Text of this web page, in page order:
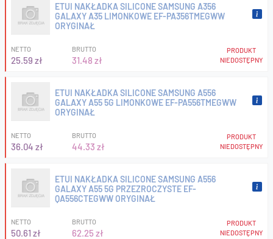
ETUI NAKŁADKA SILICONE SAMSUNG A356
GALAXY A35 LIMONKOWE EF-PA356TMEGWW
ORYGINAŁ
NETTO
25.59 zł
BRUTTO
31.48 zł
PRODUKT
NIEDOSTĘPNY
ETUI NAKŁADKA SILICONE SAMSUNG A556
GALAXY A55 5G LIMONKOWE EF-PA556TMEGWW
ORYGINAŁ
NETTO
36.04 zł
BRUTTO
44.33 zł
PRODUKT
NIEDOSTĘPNY
ETUI NAKŁADKA SILICONE SAMSUNG A556
GALAXY A55 5G PRZEZROCZYSTE EF-
QA556CTEGWW ORYGINAŁ
NETTO
50.61 zł
BRUTTO
62.25 zł
PRODUKT
NIEDOSTĘPNY